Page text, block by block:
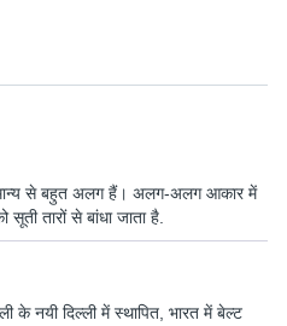
से बहुत अलग हैं। अलग-अलग आकार में
तारों से बांधा जाता है.
के नयी दिल्ली में स्थापित, भारत में बेल्ट